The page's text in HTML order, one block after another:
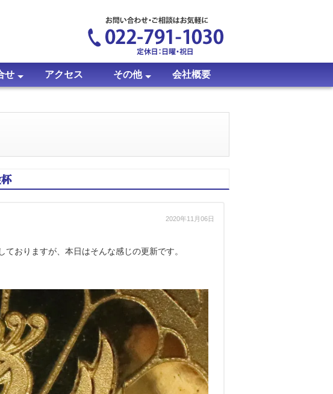
せ アクセス その他 会社概要
2020年11月06日
おりますが、本日はそんな感じの更新です。